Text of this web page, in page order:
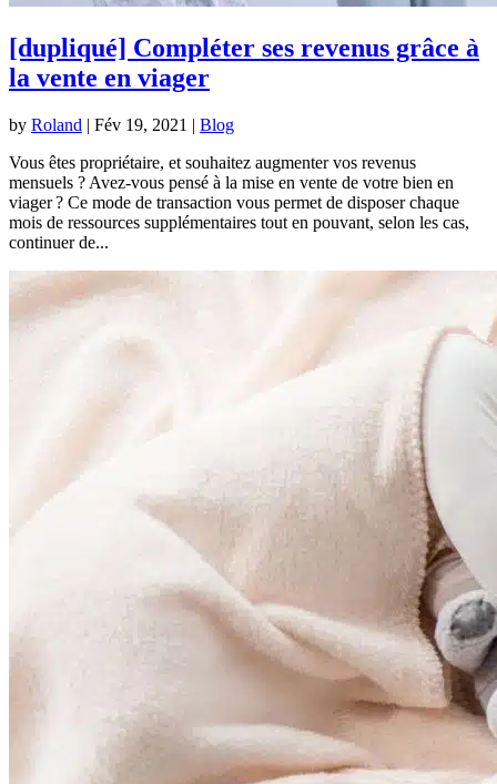
[dupliqué] Compléter ses revenus grâce à
la vente en viager
by Roland | Fév 19, 2021 | Blog
Vous êtes propriétaire, et souhaitez augmenter vos revenus
mensuels ? Avez-vous pensé à la mise en vente de votre bien en
viager ? Ce mode de transaction vous permet de disposer chaque
mois de ressources supplémentaires tout en pouvant, selon les cas,
continuer de...